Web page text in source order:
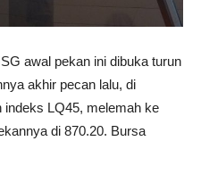
awal pekan ini dibuka turun
akhir pecan lalu, di
indeks LQ45, melemah ke
di 870.20. Bursa